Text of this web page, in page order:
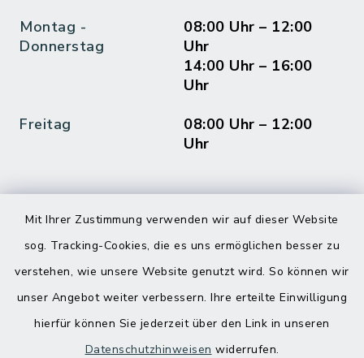
Mit Ihrer Zustimmung verwenden wir auf dieser Website
sog. Tracking-Cookies, die es uns ermöglichen besser zu
verstehen, wie unsere Website genutzt wird. So können wir
unser Angebot weiter verbessern. Ihre erteilte Einwilligung
hierfür können Sie jederzeit über den Link in unseren
Datenschutzhinweisen widerrufen.
Montag -
Donnerstag
08:00 Uhr – 12:00
Uhr
14:00 Uhr – 16:00
Uhr
Freitag
08:00 Uhr – 12:00
Uhr
Online-Terminvereinbarung
Haben Sie ein dringendes Anliegen, finden
Sie uns gerne unter der Telefonnummer
04832 6065 0 an!